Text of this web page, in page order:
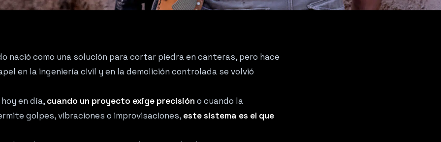
nació como una solución para cortar piedra en canteras, pero hace
en la ingeniería civil y en la demolición controlada se volvió
en día, cuando un proyecto exige precisión o cuando la
golpes, vibraciones o improvisaciones, este sistema es el que